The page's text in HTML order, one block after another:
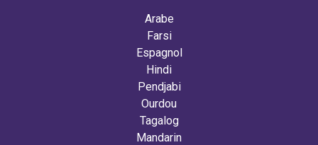
Arabe
Farsi
Espagnol
Hindi
Pendjabi
Ourdou
Tagalog
Mandarin